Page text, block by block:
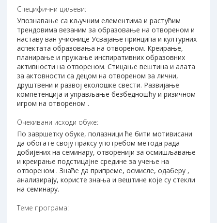
Специфични циљеви:
Упознавање са кључним елементима и растућим
трендовима везаним за образовање на отвореном и
наставу ван учионице Усвајање принципа и културних
аспектата образовања на отвореном. Креирање,
планирање и пружање инспиративних образовних
активности на отвореном. Стицање вештина и алата
за актовности са децом на отвореном за лични,
друштвени и развој еколошке свести. Развијање
компетенција и управљање безбедношћу и ризичном
игром на отвореном .
Очекивани исходи обуке:
По завршетку обуке, полазници ће бити мотивисани
да обогате своју праксу употребом метода рада
добијених на семинару, отворенији за осмишљавање
и креирање подстицајне средине за учење на
отвореном . Знаће да припреме, осмисле, одаберу ,
анализирају, користе знања и вештине које су стекли
на семинару.
Теме програма: